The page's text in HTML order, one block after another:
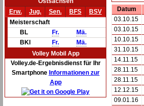
Erw.
Jug. Sen. BFS
BSV
Meisterschaft
BL
Fr.
Mä.
BKl
Fr.
Mä.
Volley Mobil App
Volley.de-Ergebnisdienst für Ihr
Smartphone Informationen zur
App
Datum
03.10.15
03.10.15
10.10.15
31.10.15
14.11.15
28.11.15
28.11.15
12.12.15
09.01.16